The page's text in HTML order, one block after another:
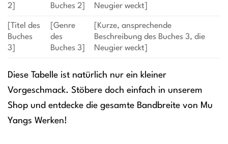
2]
Buches 2]
Neugier weckt]
[Titel des
Buches
3]
[Genre
des
Buches 3]
[Kurze, ansprechende
Beschreibung des Buches 3, die
Neugier weckt]
Diese Tabelle ist natürlich nur ein kleiner
Vorgeschmack. Stöbere doch einfach in unserem
Shop und entdecke die gesamte Bandbreite von Mu
Yangs Werken!